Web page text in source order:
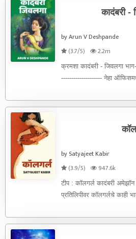
कादंबरी -
by Arun V Deshpande
(3.7/5)
2.2m
क्रमशा कादंबरी - जिवलगा
-------------------- नेहा
by Satyajeet Kabir
(3.9/5)
947.6k
टीप : कॉलगर्ल कादंबरी
प्रतिलिपीवर कॉलगर्लचे काही